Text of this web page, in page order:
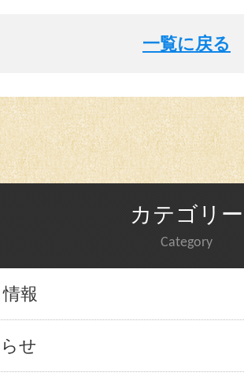
一覧に戻る
カテゴリー
Category
報
せ